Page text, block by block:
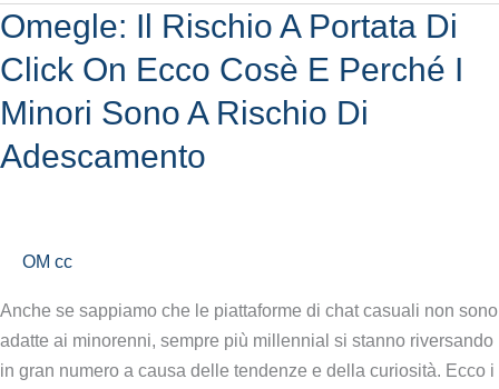
Omegle: Il Rischio A Portata Di
Click On Ecco Cosè E Perché I
Minori Sono A Rischio Di
Adescamento
OM cc
Anche se sappiamo che le piattaforme di chat casuali non sono
adatte ai minorenni, sempre più millennial si stanno riversando
in gran numero a causa delle tendenze e della curiosità. Ecco i
Omegle:
Rischio
A
Di
Ecco
E
Perché
I